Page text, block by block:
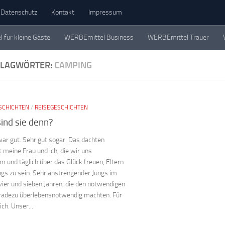
Datenschutz Kontakt Impressum
Einzeln, in Büchern und als Werbemittel.
für kleine Gäste WERBEmittel Business WERBEmittel Trauer
CAMPING
/ REISEGESCHICHTEN
sie denn?
gut. Sehr gut sogar. Das dachten
meine Frau und ich, die wir uns
und täglich über das Glück freuen, Eltern
zu sein. Sehr anstrengender Jungs im
und sieben Jahren, die den notwendigen
überlebensnotwendig machten. Für
Unser...